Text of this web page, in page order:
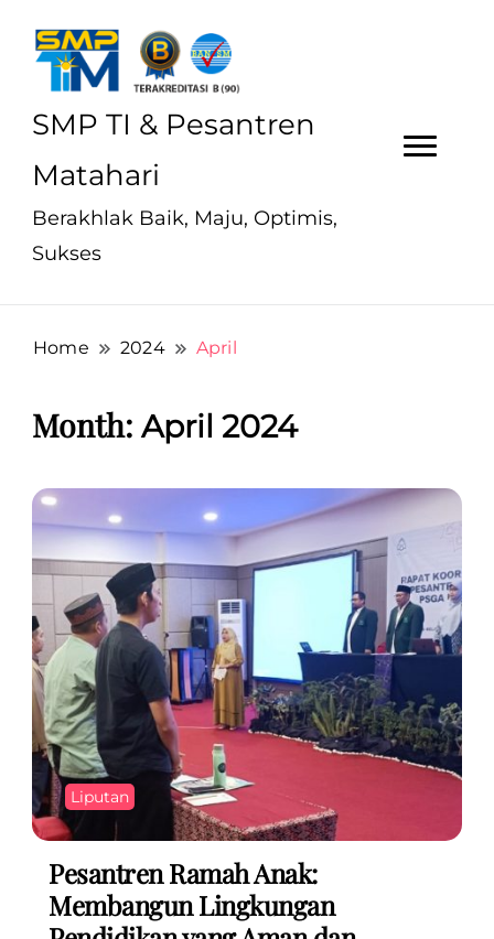
SMP TI & Pesantren
Matahari
Berakhlak Baik, Maju, Optimis,
Sukses
Home 2024 April
Month: April 2024
Liputan
Pesantren Ramah Anak:
Membangun Lingkungan